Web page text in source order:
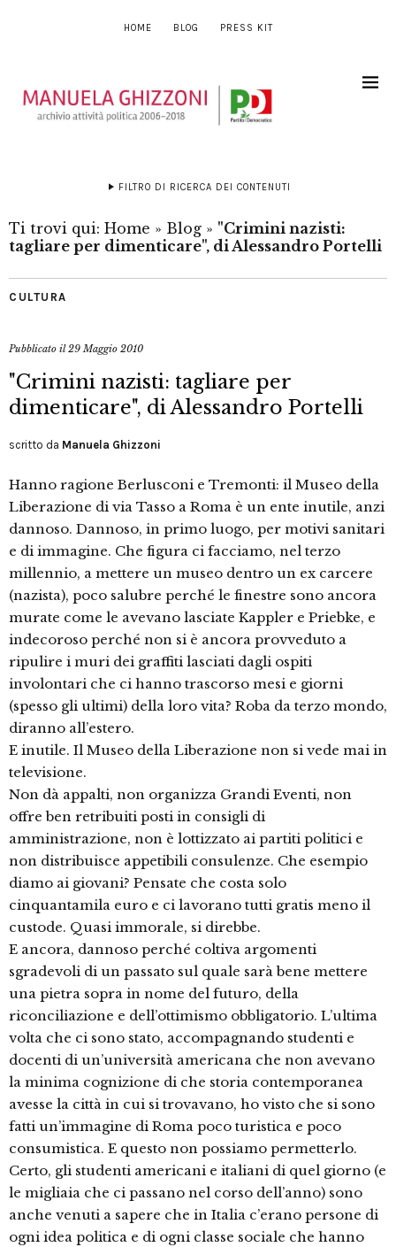
HOME BLOG PRESS KIT
FILTRO DI RICERCA DEI CONTENUTI
Ti trovi qui: Home » Blog » "Crimini nazisti:
tagliare per dimenticare", di Alessandro Portelli
CULTURA
Pubblicato il29 Maggio 2010
"Crimini nazisti: tagliare per
dimenticare", di Alessandro Portelli
scritto da Manuela Ghizzoni
Hanno ragione Berlusconi e Tremonti: il Museo della
Liberazione di via Tasso a Roma è un ente inutile, anzi
dannoso. Dannoso, in primo luogo, per motivi sanitari
e di immagine. Che figura ci facciamo, nel terzo
millennio, a mettere un museo dentro un ex carcere
(nazista), poco salubre perché le finestre sono ancora
murate come le avevano lasciate Kappler e Priebke, e
indecoroso perché non si è ancora provveduto a
ripulire i muri dei graffiti lasciati dagli ospiti
involontari che ci hanno trascorso mesi e giorni
(spesso gli ultimi) della loro vita? Roba da terzo mondo,
diranno all’estero.
E inutile. Il Museo della Liberazione non si vede mai in
televisione.
Non dà appalti, non organizza Grandi Eventi, non
offre ben retribuiti posti in consigli di
amministrazione, non è lottizzato ai partiti politici e
non distribuisce appetibili consulenze. Che esempio
diamo ai giovani? Pensate che costa solo
cinquantamila euro e ci lavorano tutti gratis meno il
custode. Quasi immorale, si direbbe.
E ancora, dannoso perché coltiva argomenti
sgradevoli di un passato sul quale sarà bene mettere
una pietra sopra in nome del futuro, della
riconciliazione e dell’ottimismo obbligatorio. L’ultima
volta che ci sono stato, accompagnando studenti e
docenti di un’università americana che non avevano
la minima cognizione di che storia contemporanea
avesse la città in cui si trovavano, ho visto che si sono
fatti un’immagine di Roma poco turistica e poco
consumistica. E questo non possiamo permetterlo.
Certo, gli studenti americani e italiani di quel giorno (e
le migliaia che ci passano nel corso dell’anno) sono
anche venuti a sapere che in Italia c’erano persone di
ogni idea politica e di ogni classe sociale che hanno